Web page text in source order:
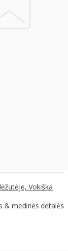
Vokiška
& medinės detalės